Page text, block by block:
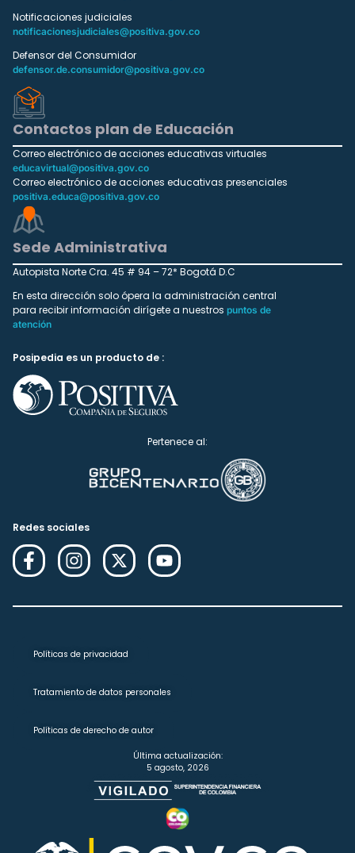
Notificaciones judiciales
notificacionesjudiciales@positiva.gov.co
Defensor del Consumidor
defensor.de.consumidor@positiva.gov.co
Contactos plan de Educación
Correo electrónico de acciones educativas virtuales
educavirtual@positiva.gov.co
Correo electrónico de acciones educativas presenciales
positiva.educa@positiva.gov.co
Sede Administrativa
Autopista Norte Cra. 45 # 94 – 72* Bogotá D.C
En esta dirección solo ópera la administración central
para recibir información dirígete a nuestros puntos de
atención
Posipedia es un producto de :
Pertenece al:
Redes sociales
Políticas de privacidad
Tratamiento de datos personales
Políticas de derecho de autor
Última actualización:
5 agosto, 2026